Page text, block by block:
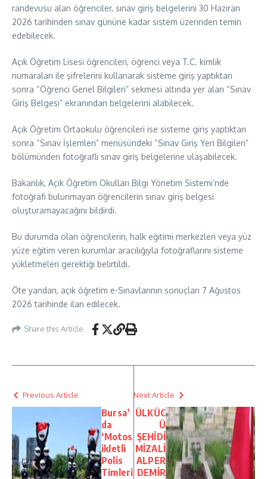
randevusu alan öğrenciler, sınav giriş belgelerini 30 Haziran
2026 tarihinden sınav gününe kadar sistem üzerinden temin
edebilecek.
Açık Öğretim Lisesi öğrencileri, öğrenci veya T.C. kimlik
numaraları ile şifrelerini kullanarak sisteme giriş yaptıktan
sonra “Öğrenci Genel Bilgileri” sekmesi altında yer alan “Sınav
Giriş Belgesi” ekranından belgelerini alabilecek.
Açık Öğretim Ortaokulu öğrencileri ise sisteme giriş yaptıktan
sonra “Sınav İşlemleri” menüsündeki “Sınav Giriş Yeri Bilgileri”
bölümünden fotoğraflı sınav giriş belgelerine ulaşabilecek.
Bakanlık, Açık Öğretim Okulları Bilgi Yönetim Sistemi’nde
fotoğrafı bulunmayan öğrencilerin sınav giriş belgesi
oluşturamayacağını bildirdi.
Bu durumda olan öğrencilerin, halk eğitimi merkezleri veya yüz
yüze eğitim veren kurumlar aracılığıyla fotoğraflarını sisteme
yükletmeleri gerektiği belirtildi.
Öte yandan, açık öğretim e-Sınavlarının sonuçları 7 Ağustos
2026 tarihinde ilan edilecek.
Share this Article
Previous Article
Bursa’
da
‘Motos
ikletli
Polis
Timleri
Next Article
ÜLKÜC
Ü
ŞEHİDİ
MİZALİ
ALPER
DEMİR